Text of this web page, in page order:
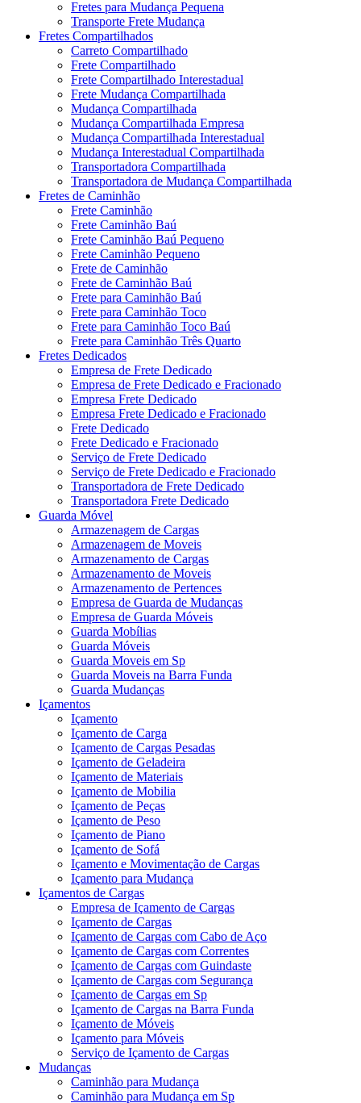
Fretes para Mudança Pequena
Transporte Frete Mudança
Fretes Compartilhados
Carreto Compartilhado
Frete Compartilhado
Frete Compartilhado Interestadual
Frete Mudança Compartilhada
Mudança Compartilhada
Mudança Compartilhada Empresa
Mudança Compartilhada Interestadual
Mudança Interestadual Compartilhada
Transportadora Compartilhada
Transportadora de Mudança Compartilhada
Fretes de Caminhão
Frete Caminhão
Frete Caminhão Baú
Frete Caminhão Baú Pequeno
Frete Caminhão Pequeno
Frete de Caminhão
Frete de Caminhão Baú
Frete para Caminhão Baú
Frete para Caminhão Toco
Frete para Caminhão Toco Baú
Frete para Caminhão Três Quarto
Fretes Dedicados
Empresa de Frete Dedicado
Empresa de Frete Dedicado e Fracionado
Empresa Frete Dedicado
Empresa Frete Dedicado e Fracionado
Frete Dedicado
Frete Dedicado e Fracionado
Serviço de Frete Dedicado
Serviço de Frete Dedicado e Fracionado
Transportadora de Frete Dedicado
Transportadora Frete Dedicado
Guarda Móvel
Armazenagem de Cargas
Armazenagem de Moveis
Armazenamento de Cargas
Armazenamento de Moveis
Armazenamento de Pertences
Empresa de Guarda de Mudanças
Empresa de Guarda Móveis
Guarda Mobílias
Guarda Móveis
Guarda Moveis em Sp
Guarda Moveis na Barra Funda
Guarda Mudanças
Içamentos
Içamento
Içamento de Carga
Içamento de Cargas Pesadas
Içamento de Geladeira
Içamento de Materiais
Içamento de Mobilia
Içamento de Peças
Içamento de Peso
Içamento de Piano
Içamento de Sofá
Içamento e Movimentação de Cargas
Içamento para Mudança
Içamentos de Cargas
Empresa de Içamento de Cargas
Içamento de Cargas
Içamento de Cargas com Cabo de Aço
Içamento de Cargas com Correntes
Içamento de Cargas com Guindaste
Içamento de Cargas com Segurança
Içamento de Cargas em Sp
Içamento de Cargas na Barra Funda
Içamento de Móveis
Içamento para Móveis
Serviço de Içamento de Cargas
Mudanças
Caminhão para Mudança
Caminhão para Mudança em Sp